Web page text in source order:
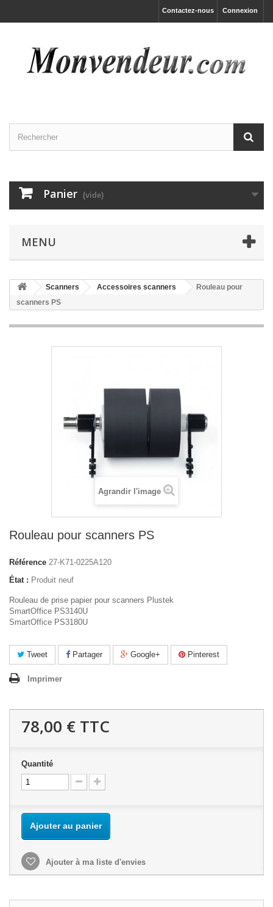
Connexion
Contactez-nous
Panier (vide)
MENU
Scanners Accessoires scanners
Rouleau pour
scanners PS
Agrandir l'image
Rouleau pour scanners PS
Référence 27-K71-0225A120
État : Produit neuf
Rouleau de prise papier pour scanners Plustek
SmartOffice PS3140U
SmartOffice PS3180U
Tweet Partager Google+ Pinterest
Imprimer
78,00 € TTC
Quantité
Ajouter au panier
Ajouter à ma liste d'envies